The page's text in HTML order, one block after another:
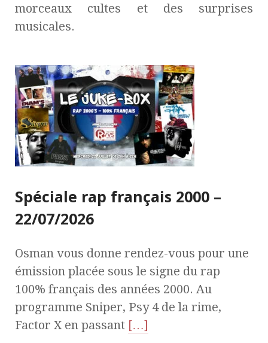
morceaux cultes et des surprises
musicales.
Spéciale rap français 2000 –
22/07/2026
Osman vous donne rendez-vous pour une
émission placée sous le signe du rap
100% français des années 2000. Au
programme Sniper, Psy 4 de la rime,
Factor X en passant […]